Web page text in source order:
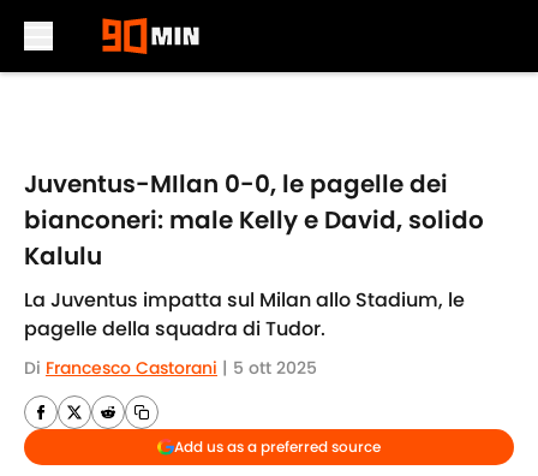
Juventus-MIlan 0-0, le pagelle dei
bianconeri: male Kelly e David, solido
Kalulu
La Juventus impatta sul Milan allo Stadium, le
pagelle della squadra di Tudor.
Di Francesco Castorani | 5 ott 2025
Add us as a preferred source